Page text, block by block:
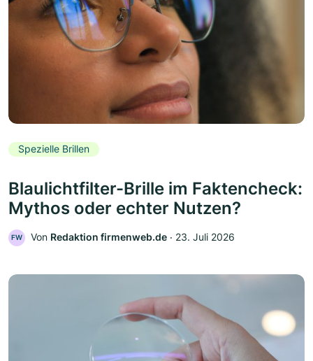
Spezielle Brillen
Blaulichtfilter-Brille im Faktencheck:
Mythos oder echter Nutzen?
FW Von Redaktion firmenweb.de ‧ 23. Juli 2026